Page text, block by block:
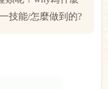
一技能/怎麼做到的?